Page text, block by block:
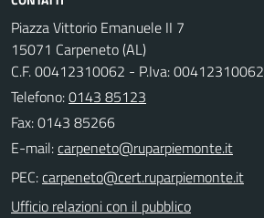
Piazza Vittorio Emanuele II 7
15071 Carpeneto (AL)
C.F. 00412310062 - P.Iva: 00412310062
Telefono:0143 85123
Fax: 0143 85266
E-mail:
PEC:
Ufficio relazioni con il pubblico